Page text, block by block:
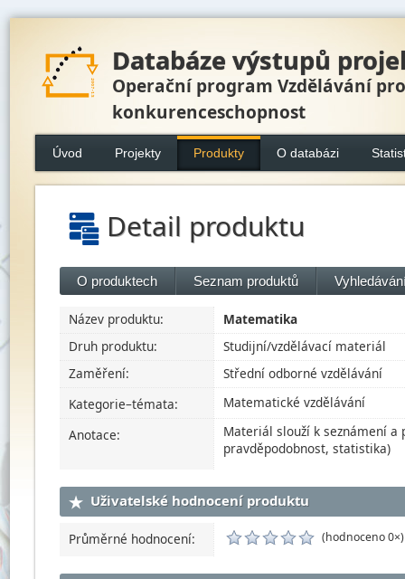
Databáze výstupů
Operační program Vzdělávání pro
konkurenceschopnost
Úvod Projekty Produkty O databázi
Detail produktu
O produktech Seznam produktů
Název produktu:
Matematika
Druh produktu:
Studijní/vzdělávací materiál
Zaměření:
Střední odborné vzdělávání
Kategorie–témata:
Matematické vzdělávání
Anotace:
Materiál slouží k seznámení
pravděpodobnost, statistika)
Uživatelské hodnocení produktu
Průměrné hodnocení: (hodnoceno 0×)